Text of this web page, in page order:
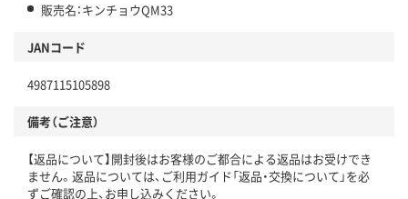
販売名：キンチョウQM33
JANコード
4987115105898
備考（ご注意）
【返品について】開封後はお客様のご都合による返品はお受けでき
ません。返品については、ご利用ガイド「返品・交換について」を必
ずご確認の上、お申し込みください。